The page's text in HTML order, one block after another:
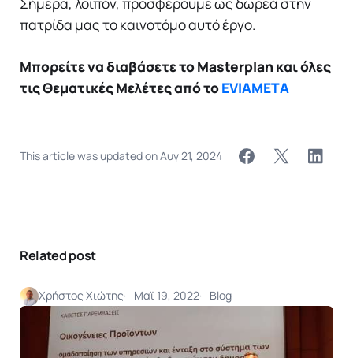
πατρίδα μας το καινοτόμο αυτό έργο.
Μπορείτε να διαβάσετε το Masterplan και όλες
τις Θεματικές Μελέτες από τοEVIAMETA
This article was updated onΑυγ 21, 2024
Related post
Χρήστος Χιώτης Μαϊ 19, 2022 Blog